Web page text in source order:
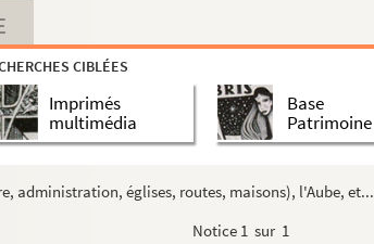
CIBLÉES
Imprimés
multimédia
Base
Patrimoine
administration, églises, routes, maisons), l'Aube, et...
Notice 1 sur 1
et de Meaux
et de l'Aube, et en particulier
locales
ordre alphabétique d'auteurs
du département de l'Aube.Manuscrit autographe